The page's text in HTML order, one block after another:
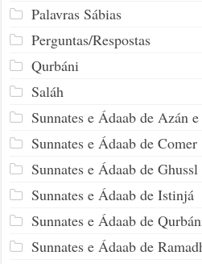
Palavras Sábias
Perguntas/Respostas
Qurbáni
Saláh
Sunnates e Ádaab de Azán
Sunnates e Ádaab de Comer
Sunnates e Ádaab de Ghussl
Sunnates e Ádaab de Istinjá
Sunnates e Ádaab de
Sunnates e Ádaab de